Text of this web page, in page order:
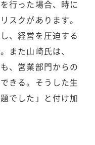
行った場合、時に
スクがあります。
、経営を圧迫する
また山崎氏は、
、営業部門からの
きる。そうした生
でした」と付け加